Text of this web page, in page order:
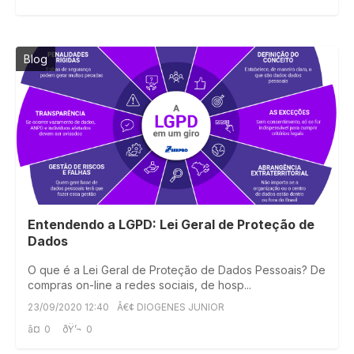
Blog
Entendendo a LGPD: Lei Geral de Proteção de
Dados
O que é a Lei Geral de Proteção de Dados Pessoais? De
compras on-line a redes sociais, de hosp...
23/09/2020 12:40
Â€¢ DIOGENES JUNIOR
â¤ 0 ðŸ’¬ 0